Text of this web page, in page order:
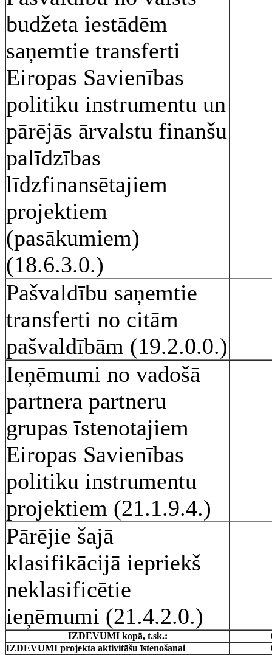
budžeta iestādēm
saņemtie transferti
Eiropas Savienības
politiku instrumentu un
pārējās ārvalstu finanšu
palīdzības
līdzfinansētajiem
projektiem
(pasākumiem)
(18.6.3.0.)
Pašvaldību saņemtie
transferti no citām
pašvaldībām (19.2.0.0.)
Ieņēmumi no vadošā
partnera partneru
grupas īstenotajiem
Eiropas Savienības
politiku instrumentu
projektiem (21.1.9.4.)
Pārējie šajā
klasifikācijā iepriekš
neklasificētie
ieņēmumi (21.4.2.0.)
IZDEVUMI kopā, t.sk.:
IZDEVUMI projekta aktivitāšu īstenošanai